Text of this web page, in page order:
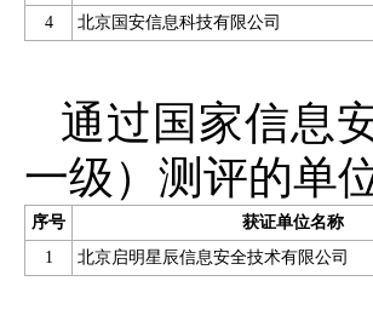
4
北京国安信息科技有限公司
通过国家信息
一级）测评的单
序号
获证单位名称
1
北京启明星辰信息安全技术有限公司